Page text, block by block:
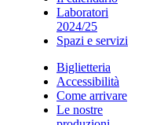
Laboratori
2024/25
Spazi e servizi
Biglietteria
Accessibilità
Come arrivare
Le nostre